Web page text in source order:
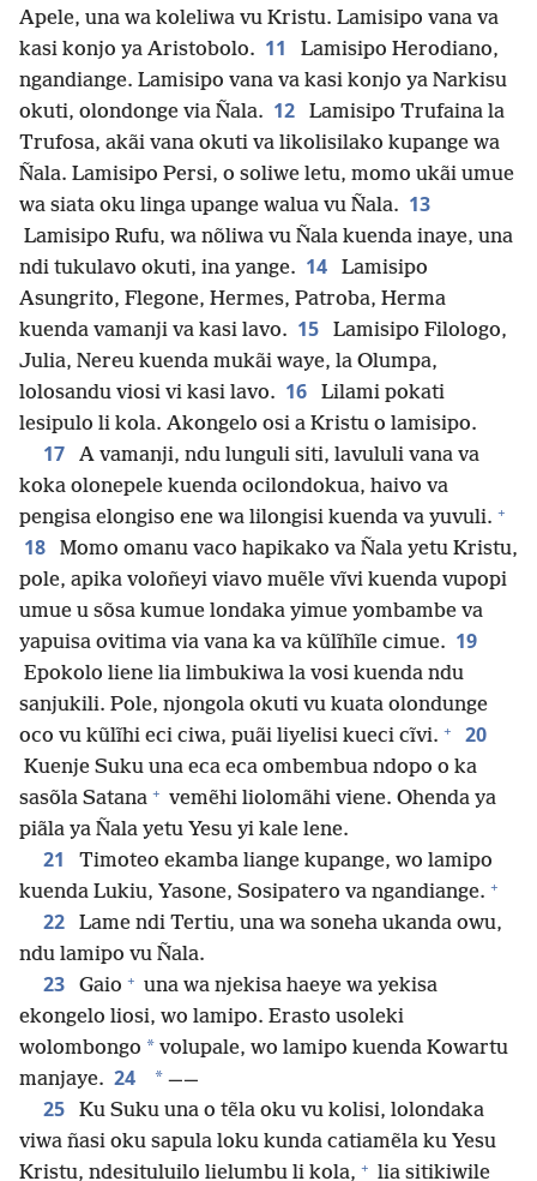
Apele, una wa koleliwa vu Kristu. Lamisipo vana va
kasi konjo ya Aristobolo. 11
Lamisipo Herodiano,
ngandiange. Lamisipo vana va kasi konjo ya Narkisu
okuti, olondonge via Ñala. 12
Lamisipo Trufaina la
Trufosa, akãi vana okuti va likolisilako kupange wa
Ñala. Lamisipo Persi, o soliwe letu, momo ukãi umue
wa siata oku linga upange walua vu Ñala. 13
Lamisipo Rufu, wa nõliwa vu Ñala kuenda inaye, una
ndi tukulavo okuti, ina yange. 14
Lamisipo
Asungrito, Flegone, Hermes, Patroba, Herma
kuenda vamanji va kasi lavo. 15
Lamisipo Filologo,
Julia, Nereu kuenda mukãi waye, la Olumpa,
lolosandu viosi vi kasi lavo. 16
Lilami pokati
lesipulo li kola. Akongelo osi a Kristu o lamisipo.
17
A vamanji, ndu lunguli siti, lavululi vana va
koka olonepele kuenda ocilondokua, haivo va
pengisa elongiso ene wa lilongisi kuenda va yuvuli. +
18
Momo omanu vaco hapikako va Ñala yetu Kristu,
pole, apika voloñeyi viavo muẽle vĩvi kuenda vupopi
umue u sõsa kumue londaka yimue yombambe va
yapuisa ovitima via vana ka va kũlĩhĩle cimue. 19
Epokolo liene lia limbukiwa la vosi kuenda ndu
sanjukili. Pole, njongola okuti vu kuata olondunge
oco vu kũlĩhi eci ciwa, puãi liyelisi kueci cĩvi. + 20
Kuenje Suku una eca eca ombembua ndopo o ka
sasõla Satana + vemẽhi liolomãhi viene. Ohenda ya
piãla ya Ñala yetu Yesu yi kale lene.
21
Timoteo ekamba liange kupange, wo lamipo
kuenda Lukiu, Yasone, Sosipatero va ngandiange. +
22
Lame ndi Tertiu, una wa soneha ukanda owu,
ndu lamipo vu Ñala.
23 Gaio + una wa njekisa haeye wa yekisa
ekongelo liosi, wo lamipo. Erasto usoleki
wolombongo * volupale, wo lamipo kuenda Kowartu
manjaye. 24 * ——
25
Ku Suku una o tẽla oku vu kolisi, lolondaka
viwa ñasi oku sapula loku kunda catiamẽla ku Yesu
Kristu, ndesituluilo lielumbu li kola, + lia sitikiwile